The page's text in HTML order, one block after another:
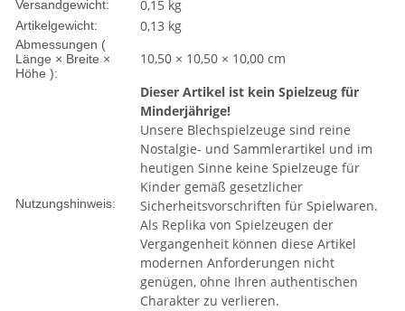
Versandgewicht: 0,15 kg
Artikelgewicht: 0,13 kg
Abmessungen (
Länge × Breite ×
Höhe ):
10,50 × 10,50 × 10,00 cm
Nutzungshinweis:
Dieser Artikel ist kein Spielzeug für
Minderjährige!
Unsere Blechspielzeuge sind reine
Nostalgie- und Sammlerartikel und im
heutigen Sinne keine Spielzeuge für
Kinder gemäß gesetzlicher
Sicherheitsvorschriften für Spielwaren.
Als Replika von Spielzeugen der
Vergangenheit können diese Artikel
modernen Anforderungen nicht
genügen, ohne Ihren authentischen
Charakter zu verlieren.